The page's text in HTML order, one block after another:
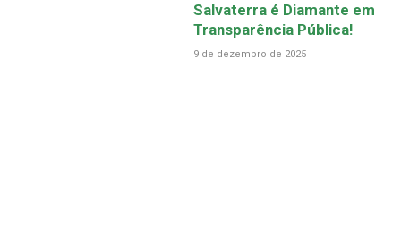
Salvaterra é Diamante em
Transparência Pública!
9 de dezembro de 2025